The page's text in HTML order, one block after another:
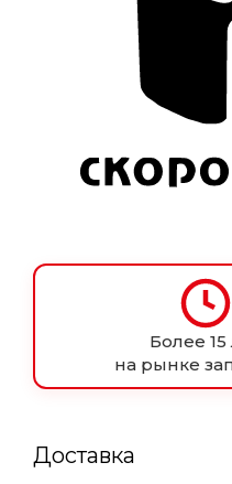
Более 15
на рынке
Доставка